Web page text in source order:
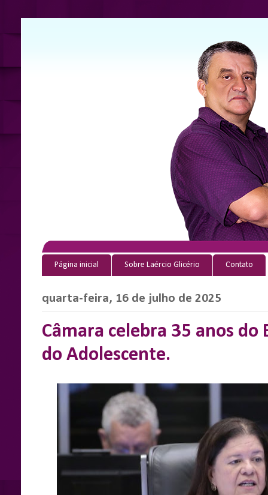
Página inicial Sobre Laércio Glicério Contato
quarta-feira, 16 de julho de 2025
Câmara celebra 35 anos do
do Adolescente.